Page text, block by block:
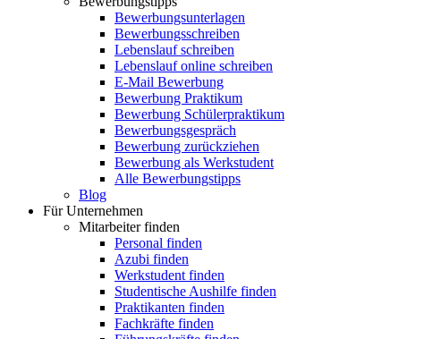
Bewerbungsunterlagen
Bewerbungsschreiben
Lebenslauf schreiben
Lebenslauf online schreiben
E-Mail Bewerbung
Bewerbung Praktikum
Bewerbung Schülerpraktikum
Bewerbungsgespräch
Bewerbung zurückziehen
Bewerbung als Werkstudent
Alle Bewerbungstipps
Blog
Für Unternehmen
Mitarbeiter finden
Personal finden
Azubi finden
Werkstudent finden
Studentische Aushilfe finden
Praktikanten finden
Fachkräfte finden